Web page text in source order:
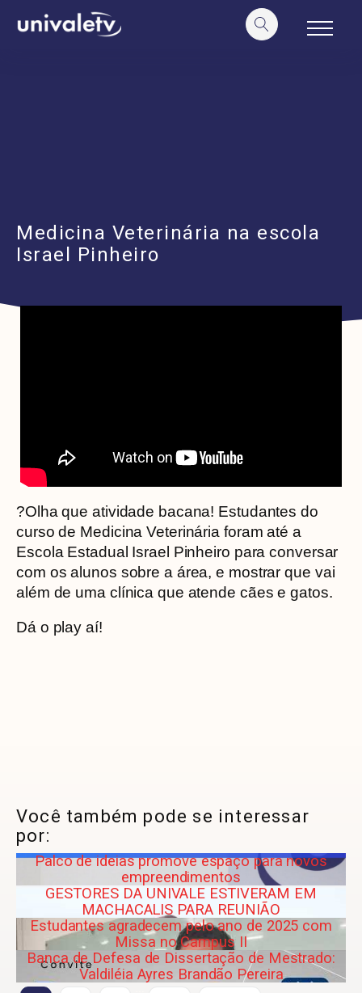
conteúdo
Medicina Veterinária na escola
Israel Pinheiro
?Olha que atividade bacana! Estudantes do
curso de Medicina Veterinária foram até a
Escola Estadual Israel Pinheiro para conversar
com os alunos sobre a área, e mostrar que vai
além de uma clínica que atende cães e gatos.
Dá o play aí!
Você também pode se interessar
por:
Palco de ideias promove espaço para novos
empreendimentos
GESTORES DA UNIVALE ESTIVERAM EM
MACHACALIS PARA REUNIÃO
Estudantes agradecem pelo ano de 2025 com
Missa no Campus II
Banca de Defesa de Dissertação de Mestrado:
Valdiléia Ayres Brandão Pereira